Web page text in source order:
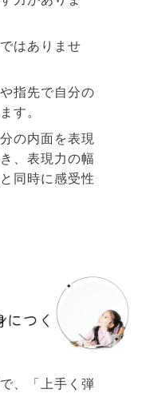
はありませ
指先で自分の
す。
の内面を表現
、表現力の幅
同時に感受性
、「上手く弾